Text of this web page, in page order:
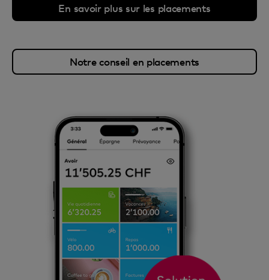
En savoir plus sur les placements
Notre conseil en placements